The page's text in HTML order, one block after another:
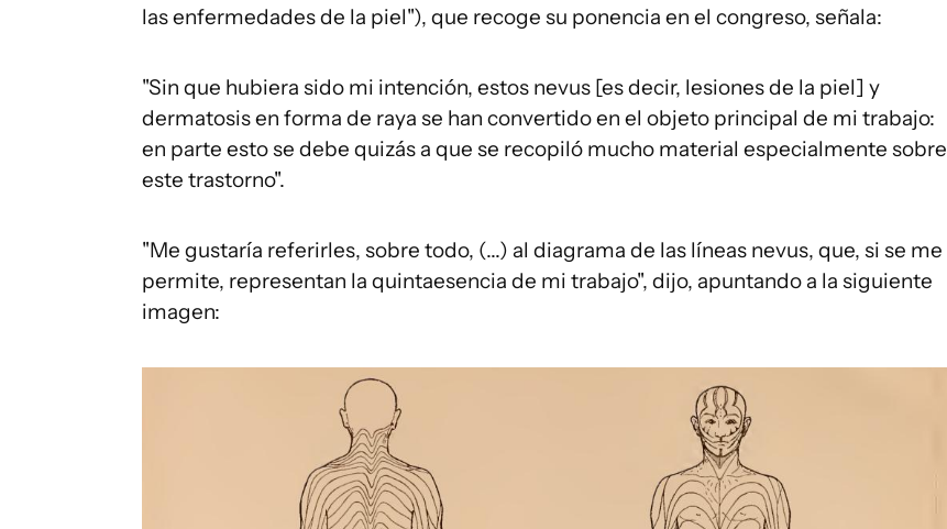
las enfermedades de la piel"), que recoge su ponencia en el congreso, señala:
"Sin que hubiera sido mi intención, estos nevus [es decir, lesiones de la piel] y
dermatosis en forma de raya se han convertido en el objeto principal de mi trabajo:
en parte esto se debe quizás a que se recopiló mucho material especialmente sobre
este trastorno".
"Me gustaría referirles, sobre todo, (...) al diagrama de las líneas nevus, que, si se me
permite, representan la quintaesencia de mi trabajo", dijo, apuntando a la siguiente
imagen: